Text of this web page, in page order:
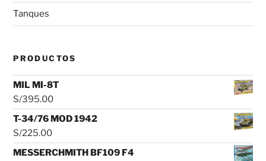
Tanques
PRODUCTOS
MIL MI-8T
S/395.00
T-34/76 MOD 1942
S/225.00
MESSERCHMITH BF109 F4